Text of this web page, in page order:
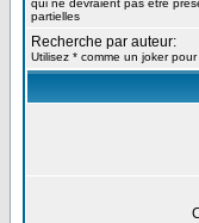
qui ne devraient pas être
partielles
Recherche par auteur:
Utilisez * comme un joker